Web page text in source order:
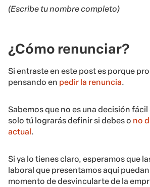
(Escribe tu nombre completo)
¿Cómo renunciar?
Si entraste en este post es porque
pensando en pedir la renuncia.
Sabemos que no es una decisión
solo tú lograrás definir si debes o no
actual .
Si ya lo tienes claro, esperamos que
laboral que presentamos aquí
momento de desvincularte de la